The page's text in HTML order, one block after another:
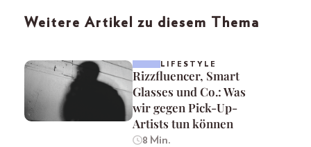
Weitere Artikel zu diesem Thema
LIFESTYLE
Rizzfluencer, Smart
Glasses und Co.: Was
wir gegen Pick-Up-
Artists tun können
8 Min.